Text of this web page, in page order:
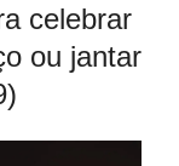
celebrar
ou jantar